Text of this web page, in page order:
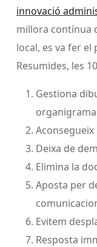
innovació
millora contínua
local, es va fer el
Resumides, les
Gestiona
Aconsegueix
Deixa de
Elimina la
Aposta per
Evitem
Resposta